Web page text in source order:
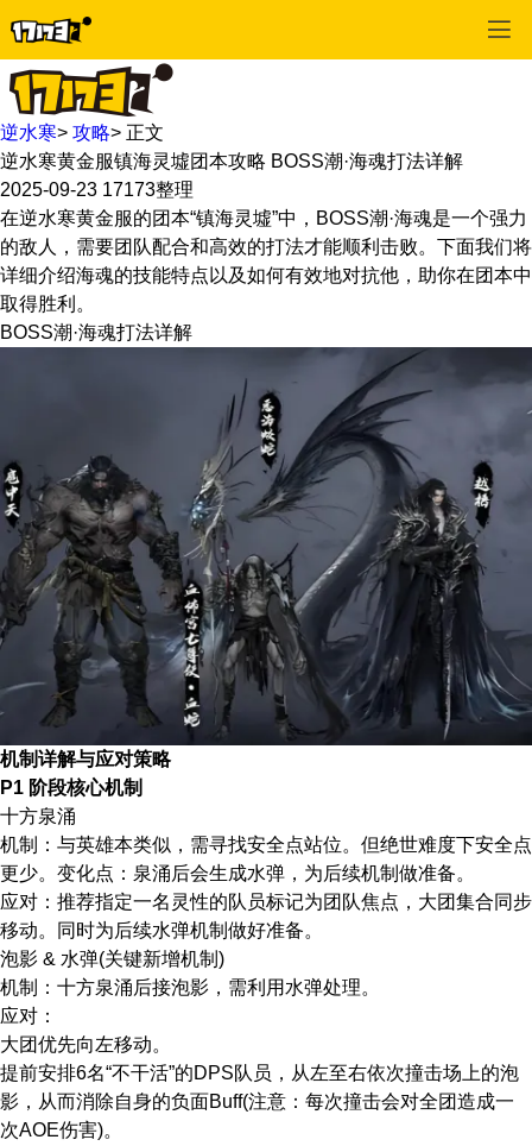
逆水寒> 攻略> 正文
逆水寒黄金服镇海灵墟团本攻略 BOSS潮·海魂打法详解
2025-09-23 17173整理
在逆水寒黄金服的团本“镇海灵墟”中，BOSS潮·海魂是一个强力
的敌人，需要团队配合和高效的打法才能顺利击败。下面我们将
详细介绍海魂的技能特点以及如何有效地对抗他，助你在团本中
取得胜利。
BOSS潮·海魂打法详解
机制详解与应对策略
P1 阶段核心机制
​十方泉涌​
​机制​：与英雄本类似，需寻找安全点站位。但绝世难度下安全点
更少。​变化点​：泉涌后会生成水弹，为后续机制做准备。
​应对​：推荐指定一名灵性的队员标记为团队焦点，大团集合同步
移动。同时为后续水弹机制做好准备。
​泡影 & 水弹(关键新增机制)​​
​机制​：十方泉涌后接泡影，需利用水弹处理。
​应对​：
大团优先向左移动。
提前安排6名“不干活”的DPS队员，从左至右依次撞击场上的泡
影，从而消除自身的负面Buff(注意：每次撞击会对全团造成一
次AOE伤害)。